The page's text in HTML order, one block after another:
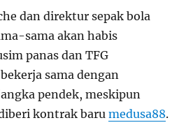
dan direktur sepak bola
sama akan habis
panas dan TFG
sama dengan
pendek, meskipun
kontrak barumedusa88.